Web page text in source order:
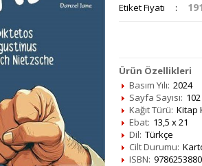
Etiket Fiyatı :
Ürün Özellikleri
Basım Yılı: 2024
Sayfa Sayısı: 102
Kağıt Türü: Kitap
Ebat: 13,5 x 21
Dil: Türkçe
Cilt Durumu:
ISBN: